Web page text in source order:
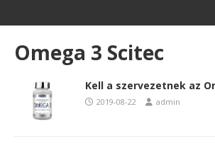
Omega 3 Scitec
Kell a szervezetnek az
2019-08-22 admin